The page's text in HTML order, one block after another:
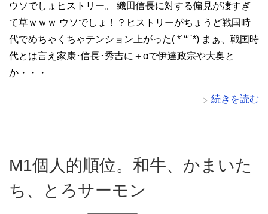
ウソでしょヒストリー。 織田信長に対する偏見が凄すぎ
て草ｗｗｗ ウソでしょ！？ヒストリーがちょうど戦国時
代でめちゃくちゃテンション上がった( *´꒳`*) まぁ、戦国時
代とは言え家康･信長･秀吉に＋αで伊達政宗や大奥と
か・・・
続きを読む
M1個人的順位。和牛、かまいた
ち、とろサーモン